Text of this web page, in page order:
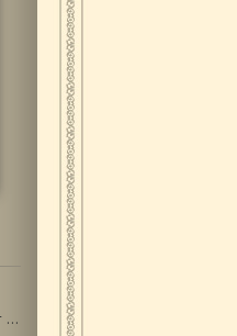
Sevgili kardeşlerim, Her yeni yılın başında mutluluk dileklerinde…